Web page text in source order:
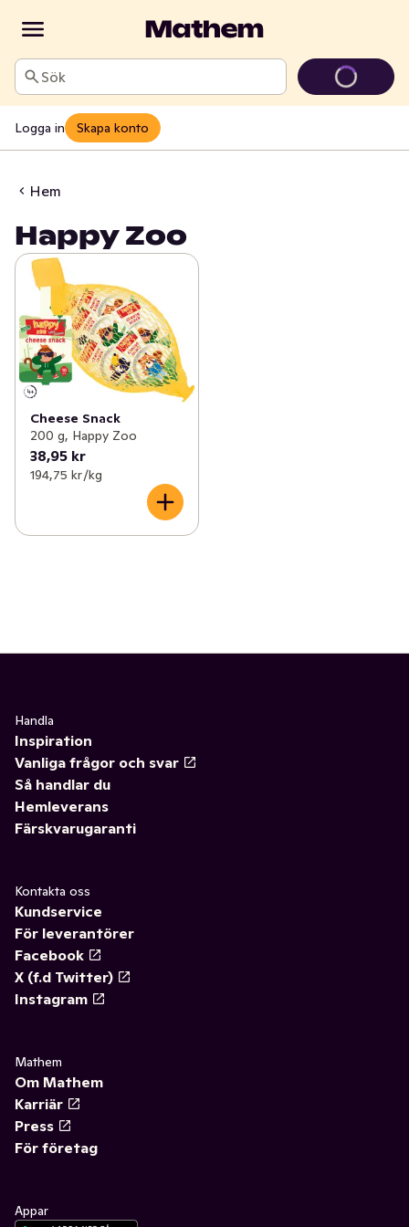
Sök
Logga in Skapa konto
Hem
Happy Zoo
Cheese Snack
200 g, Happy Zoo
38,95 kr
194,75 kr /kg
Handla
Inspiration
Vanliga frågor och svar
Så handlar du
Hemleverans
Färskvarugaranti
Kontakta oss
Kundservice
För leverantörer
Facebook
X (f.d Twitter)
Instagram
Mathem
Om Mathem
Karriär
Press
För företag
Appar